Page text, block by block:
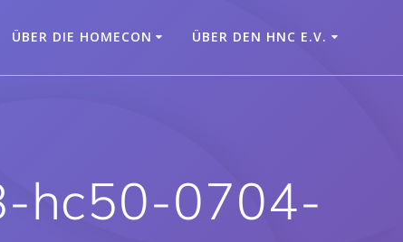
ÜBER DIE HOMECON ÜBER DEN HNC E.V.
hc50-0704-